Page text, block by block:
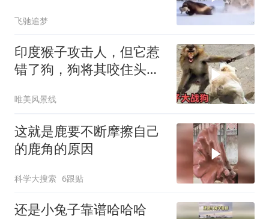
飞驰追梦
印度猴子攻击人，但它惹
错了狗，狗将其咬住头部
唯美风景线
这就是鹿要不断摩擦自己
的鹿角的原因
科学大搜索 6跟贴
还是小兔子靠谱哈哈哈